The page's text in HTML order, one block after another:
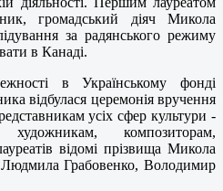
громадський діяч Микола
за радянського режиму
в Канаді.
в Українському фонді
відбулася церемонія вручення
усіх сфер культури -
композиторам,
відомі прізвища Микола
Грабовенко, Володимир